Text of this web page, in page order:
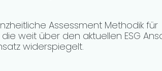
Assessment Methodik für
weit über den aktuellen ESG
widerspiegelt.